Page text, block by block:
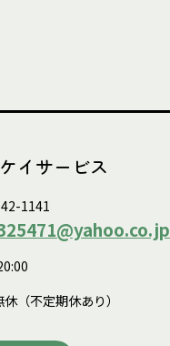
イサービス
1141
休（不定期休あり）